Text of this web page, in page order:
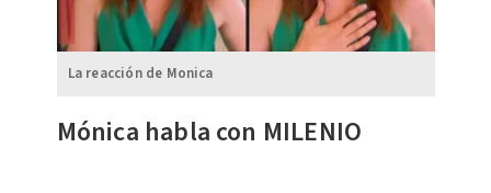
La reacción de Monica
Mónica habla con MILENIO